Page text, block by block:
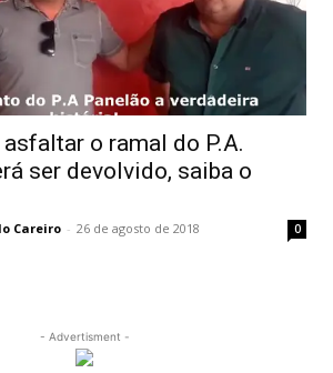
o ramal do P.A.
ser devolvido, saiba o
Careiro - 26 de agosto de 2018 0
- Advertisment -